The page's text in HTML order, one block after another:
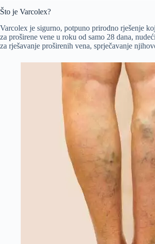
Što je Varcolex?
Varcolex je sigurno, potpuno prirodno rješenje
za proširene vene u roku od samo 28 dana,
za rješavanje proširenih vena, sprječavanje